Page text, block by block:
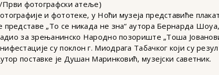
Први фотографски атеље)
и фототеке, у Ноћи музеја представиће
представе „То се никада не зна“ аутора Бернарда
за зрењанинско Народно позориште „Тоша
су поклон г. Миодрага Табачког који су
поставке је Душан Маринковић, музејски саветник.